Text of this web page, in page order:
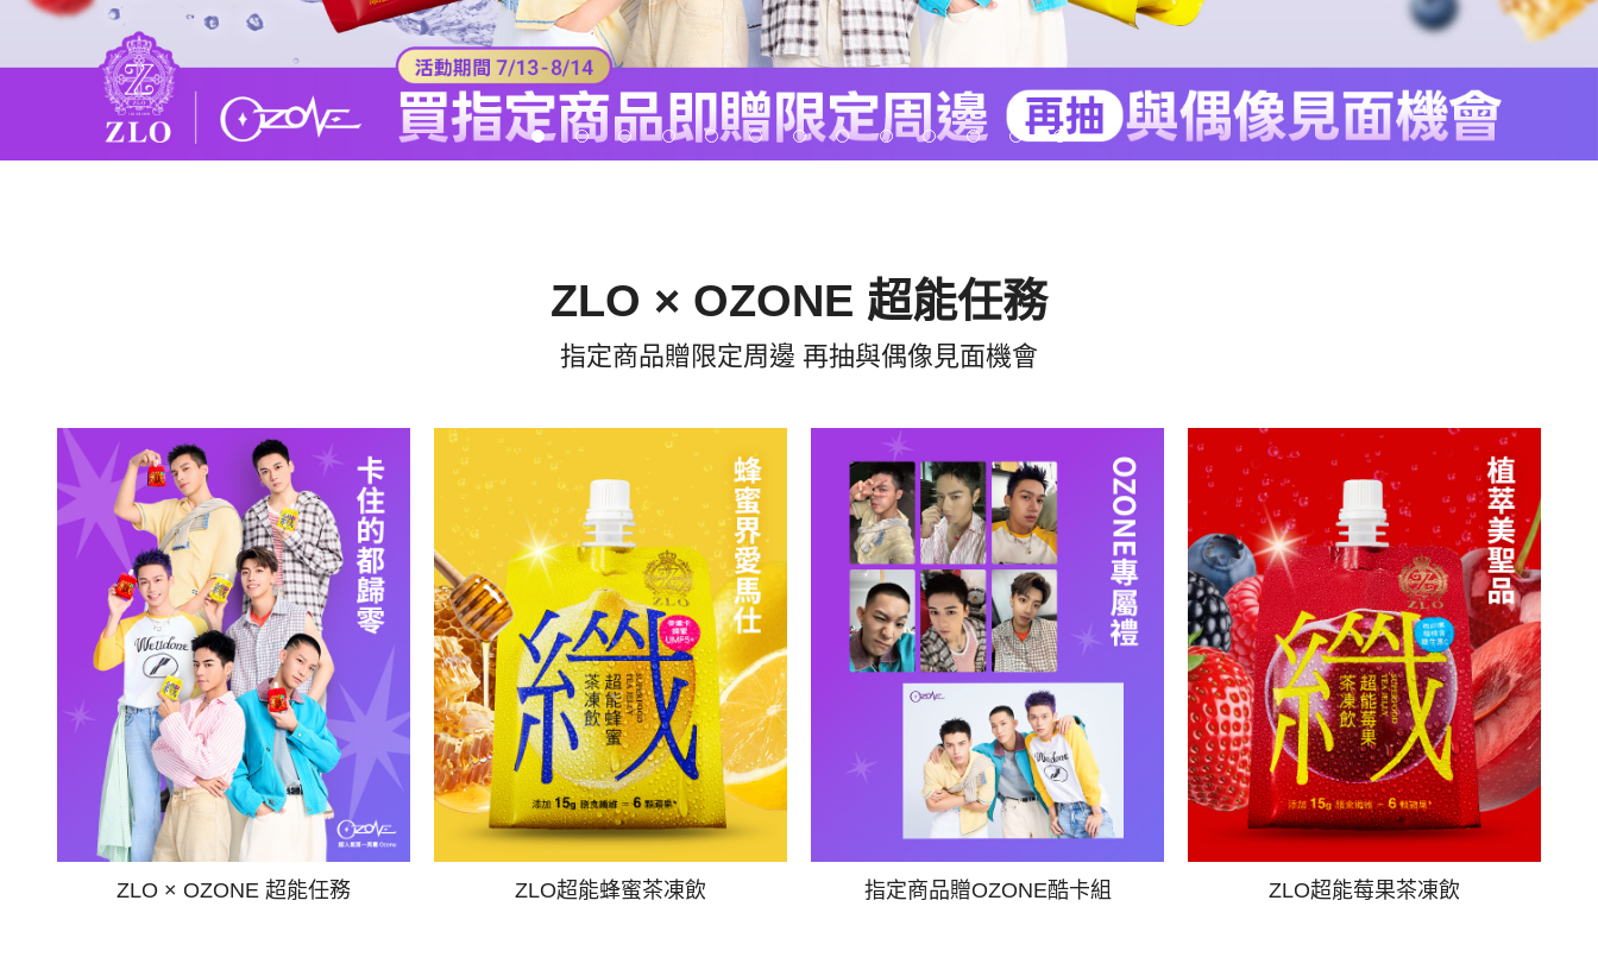
ZLO × OZONE 超能任務
指定商品贈限定周邊 再抽與偶像見面機會
ZLO × OZONE 超能任務 ZLO超能蜂蜜茶凍飲 指定商品贈OZONE酷卡組 ZLO超能莓果茶凍飲